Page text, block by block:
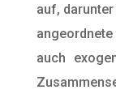
auf,
auch